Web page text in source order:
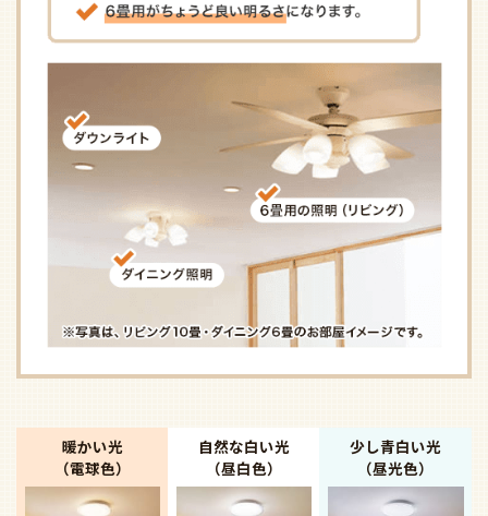
暖かい光
（電球色）
自然な白い光
（昼白色）
少し青白い光
（昼光色）